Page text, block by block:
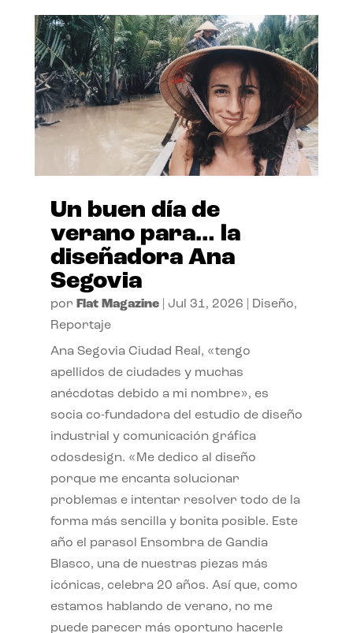
Un buen día de
verano para… la
diseñadora Ana
Segovia
por Flat Magazine| Jul 31, 2026 Diseño,
Reportaje
Ana Segovia Ciudad Real, «tengo
apellidos de ciudades y muchas
anécdotas debido a mi nombre», es
socia co-fundadora del estudio de diseño
industrial y comunicación gráfica
odosdesign. «Me dedico al diseño
porque me encanta solucionar
problemas e intentar resolver todo de la
forma más sencilla y bonita posible. Este
año el parasol Ensombra de Gandia
Blasco, una de nuestras piezas más
icónicas, celebra 20 años. Así que, como
estamos hablando de verano, no me
puede parecer más oportuno hacerle